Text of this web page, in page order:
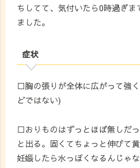
ちしてて、気付いたら0時過ぎま
ました。
症状
□胸の張りが全体に広がって強
どではない)
□おりものはずっとほぼ無しだ
と出る。固くてちょっと伸びて
妊娠したら水っぽくなるんじゃ